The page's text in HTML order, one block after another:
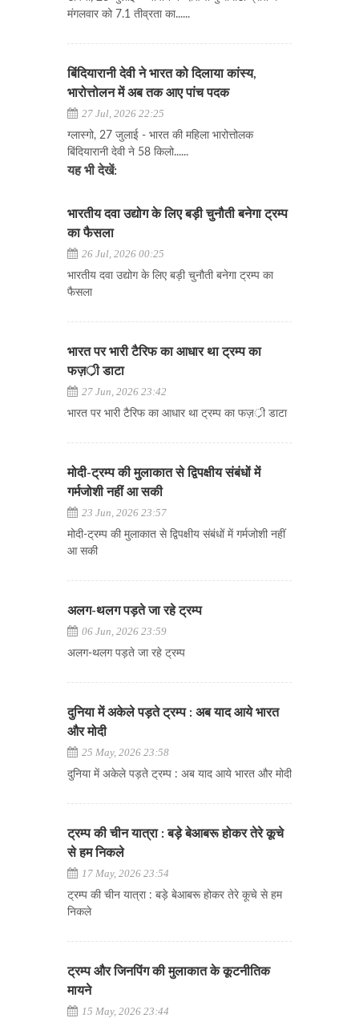
मंगलवार को 7.1 तीव्रता का......
बिंदियारानी देवी ने भारत को दिलाया कांस्य,
भारोत्तोलन में अब तक आए पांच पदक
27 Jul, 2026 22:25
ग्लास्गो, 27 जुलाई - भारत की महिला भारोत्तोलक
बिंदियारानी देवी ने 58 किलो......
यह भी देखें:
भारतीय दवा उद्योग के लिए बड़ी चुनौती बनेगा ट्रम्प
का फैसला
26 Jul, 2026 00:25
भारतीय दवा उद्योग के लिए बड़ी चुनौती बनेगा ट्रम्प का
फैसला
भारत पर भारी टैरिफ का आधार था ट्रम्प का
फज़र्ी डाटा
27 Jun, 2026 23:42
भारत पर भारी टैरिफ का आधार था ट्रम्प का फज़र्ी डाटा
मोदी-ट्रम्प की मुलाकात से द्विपक्षीय संबंधों में
गर्मजोशी नहीं आ सकी
23 Jun, 2026 23:57
मोदी-ट्रम्प की मुलाकात से द्विपक्षीय संबंधों में गर्मजोशी नहीं
आ सकी
अलग-थलग पड़ते जा रहे ट्रम्प
06 Jun, 2026 23:59
अलग-थलग पड़ते जा रहे ट्रम्प
दुनिया में अकेले पड़ते ट्रम्प : अब याद आये भारत
और मोदी
25 May, 2026 23:58
दुनिया में अकेले पड़ते ट्रम्प : अब याद आये भारत और मोदी
ट्रम्प की चीन यात्रा : बड़े बेआबरू होकर तेरे कूचे
से हम निकले
17 May, 2026 23:54
ट्रम्प की चीन यात्रा : बड़े बेआबरू होकर तेरे कूचे से हम
निकले
ट्रम्प और जिनपिंग की मुलाकात के कूटनीतिक
मायने
15 May, 2026 23:44